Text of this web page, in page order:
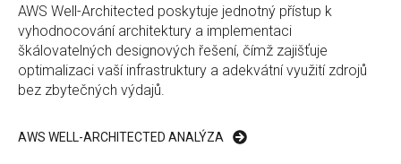
AWS Well-Architected poskytuje jednotný přístup k
vyhodnocování architektury a implementaci
škálovatelných designových řešení, čímž zajišťuje
optimalizaci vaší infrastruktury a adekvátní využití zdrojů
bez zbytečných výdajů.
AWS WELL-ARCHITECTED ANALÝZA